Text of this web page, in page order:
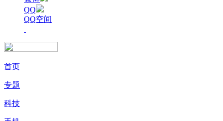
QQ
QQ空间
首页
专题
科技